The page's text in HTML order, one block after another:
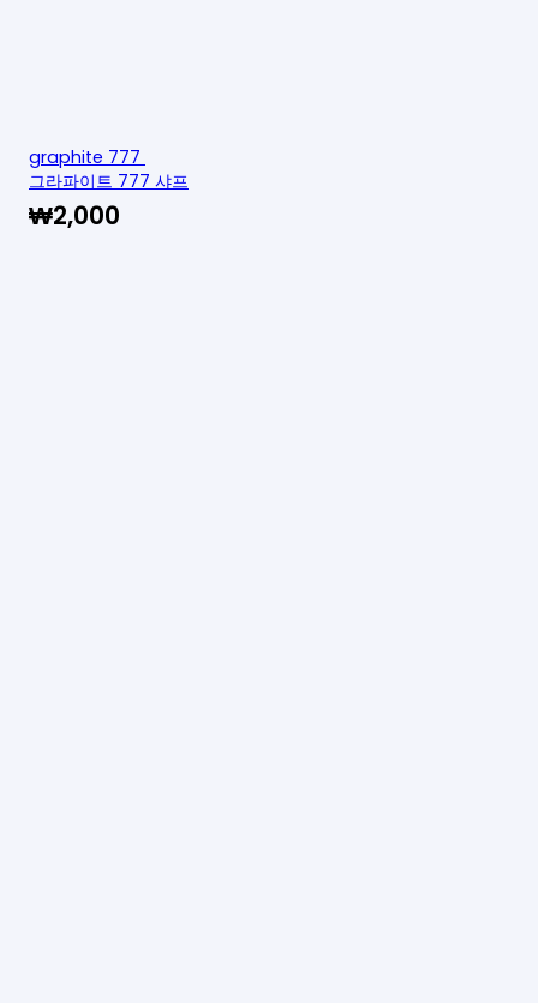
graphite 777
그라파이트 777 샤프
₩2,000